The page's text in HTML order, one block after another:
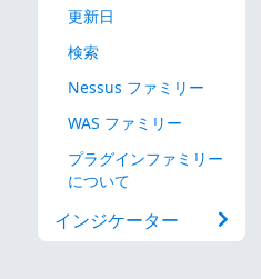
更新日
検索
Nessus ファミリー
WAS ファミリー
プラグインファミリー
について
インジケーター